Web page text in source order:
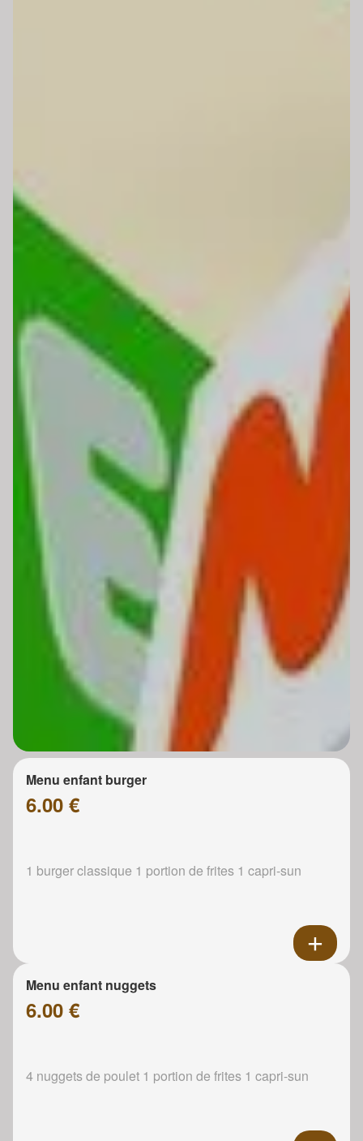
Menu enfant burger
6.00 €
1 burger classique 1 portion de frites 1 capri-sun
Menu enfant nuggets
6.00 €
4 nuggets de poulet 1 portion de frites 1 capri-sun